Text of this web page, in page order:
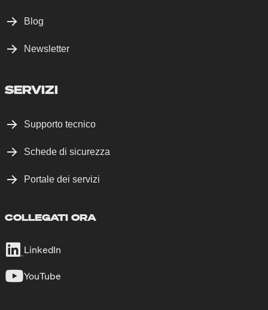
Blog
Newsletter
SERVIZI
Supporto tecnico
Schede di sicurezza
Portale dei servizi
COLLEGATI ORA
LinkedIn
YouTube